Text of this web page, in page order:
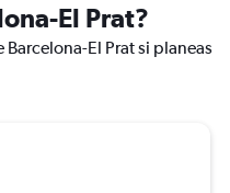
El Prat?
El Prat si planeas